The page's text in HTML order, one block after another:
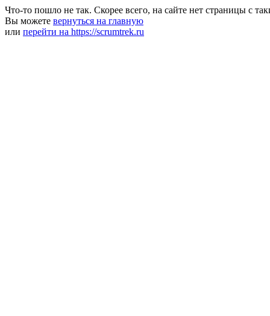
Что-то пошло не так. Скорее всего, на сайте нет страницы с
Вы можете вернуться на главную
или перейти на https://scrumtrek.ru